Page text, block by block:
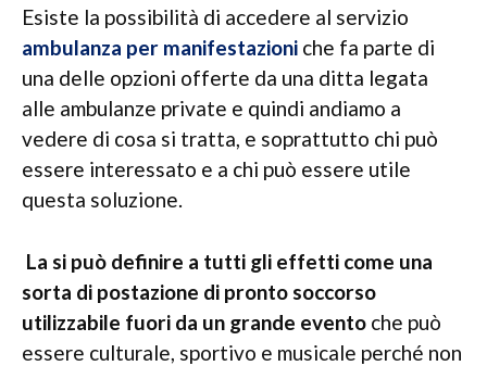
Esiste la possibilità di accedere al servizio
ambulanza per manifestazioni che fa parte di
una delle opzioni offerte da una ditta legata
alle ambulanze private e quindi andiamo a
vedere di cosa si tratta, e soprattutto chi può
essere interessato e a chi può essere utile
questa soluzione.
La si può definire a tutti gli effetti come una
sorta di postazione di pronto soccorso
utilizzabile fuori da un grande evento che può
essere culturale, sportivo e musicale perché non